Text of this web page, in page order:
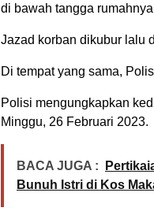
di bawah tangga
Jazad korban dikubur lalu
Di tempat yang sama,
Polisi mengungkapkan
Minggu, 26 Februari 2023.
BACA JUGA :
Bunuh Istri di Kos